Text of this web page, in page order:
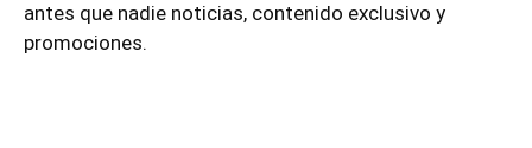
antes que nadie noticias, contenido exclusivo y
promociones.